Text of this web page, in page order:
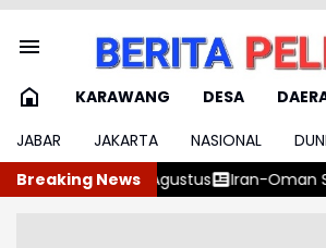
KARAWANG DESA
JABAR
JAKARTA NASIONAL
Breaking News
Iran-Oman Sepakat Buka Kembali Selat